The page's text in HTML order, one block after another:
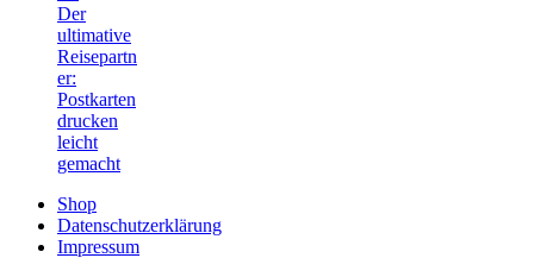
Der
ultimative
Reisepartn
er:
Postkarten
drucken
leicht
gemacht
Shop
Datenschutzerklärung
Impressum